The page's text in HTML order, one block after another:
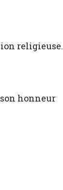
religieuse.
honneur